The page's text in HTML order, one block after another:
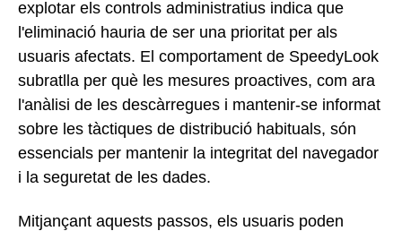
explotar els controls administratius indica que
l'eliminació hauria de ser una prioritat per als
usuaris afectats. El comportament de SpeedyLook
subratlla per què les mesures proactives, com ara
l'anàlisi de les descàrregues i mantenir-se informat
sobre les tàctiques de distribució habituals, són
essencials per mantenir la integritat del navegador
i la seguretat de les dades.
Mitjançant aquests passos, els usuaris poden